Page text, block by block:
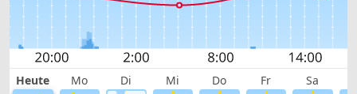
Heute Mo Di Mi Do Fr Sa